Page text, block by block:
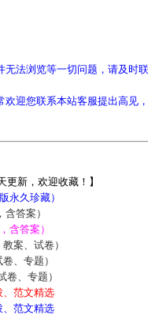
法浏览等一切问题，请及时
迎您联系本站客服提出高见
新，欢迎收藏！】
永久珍藏）
答案）
含答案）
案、试卷）
、专题）
、专题）
、范文精选
、范文精选